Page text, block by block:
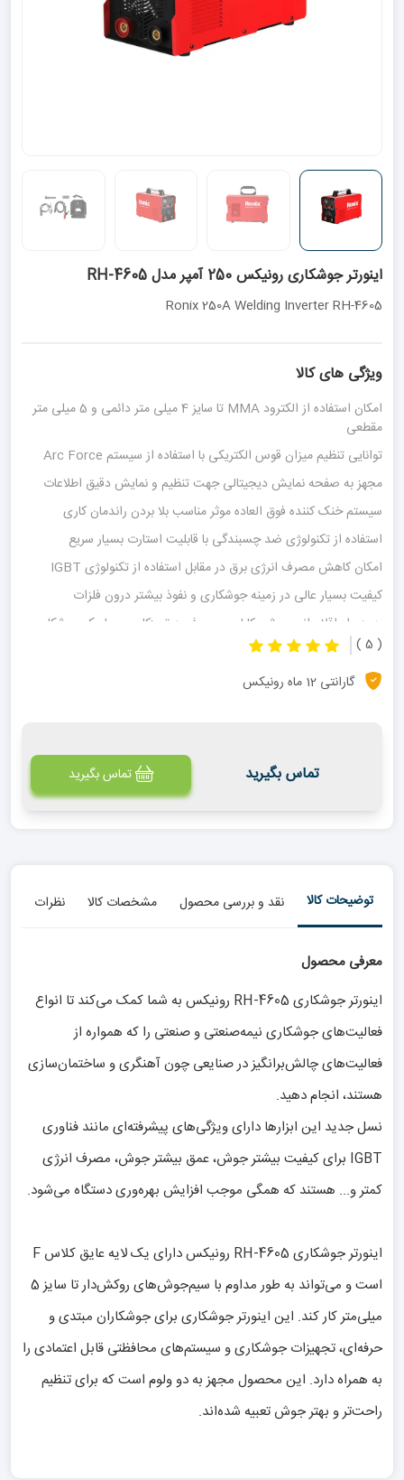
اینورتر جوشکاری رونیکس 250 آمپر مدل RH-4605
Ronix 250A Welding Inverter RH-4605
ویژگی های کالا
امکان استفاده از الکترود MMA تا سایز 4 میلی متر دائمی و 5 میلی متر
مقطعی
توانایی تنظیم میزان قوس الکتریکی با استفاده از سیستم Arc Force
مجهز به صفحه نمایش دیجیتالی جهت تنظیم و نمایش دقیق اطلاعات
سیستم خنک کننده فوق العاده موثر مناسب بلا بردن راندمان کاری
استفاده از تکنولوژی ضد چسبندگی با قابلیت استارت بسیار سریع
امکان کاهش مصرف انرژی برق در مقابل استفاده از تکنولوژی IGBT
کیفیت بسیار عالی در زمینه جوشکاری و نفوذ بیشتر درون فلزات
به همراه اقلام انبر جوش، کابل مسی، فرچه تمیزکاری و ماسک جوشکاری
( 5 )
گارانتی 12 ماه رونیکس
تماس بگیرید تماس بگیرید
توضیحات کالا نقد و بررسی محصول مشخصات کالا نظرات
معرفی محصول
اینورتر جوشکاری RH-4605 رونیکس به شما کمک می‌کند تا انواع
فعالیت‌های جوشکاری نیمه‌صنعتی و صنعتی را که همواره از
فعالیت‌های چالش‌برانگیز در صنایعی چون آهنگری و ساختمان‌سازی
هستند، انجام دهید.
نسل جدید این ابزارها دارای ویژگی‌های پیشرفته‌ای مانند فناوری
IGBT برای کیفیت بیشتر جوش، عمق بیشتر جوش، مصرف انرژی
کمتر و... هستند که همگی موجب افزایش بهره‌وری دستگاه می‌شود.
اینورتر جوشکاری RH-4605 رونیکس دارای یک لایه عایق کلاس F
است و می‌تواند به طور مداوم با سیم‌جوش‌های روکش‌دار تا سایز 5
میلی‌متر کار کند. این اینورتر جوشکاری برای جوشکاران مبتدی و
حرفه‌ای، تجهیزات جوشکاری و سیستم‌های محافظتی قابل اعتمادی را
به همراه دارد. این محصول مجهز به دو ولوم است که برای تنظیم
راحت‌تر و بهتر جوش تعبیه شده‌اند.